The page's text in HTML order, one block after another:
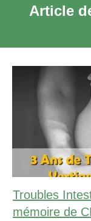
Article
Troubles
mémoire de